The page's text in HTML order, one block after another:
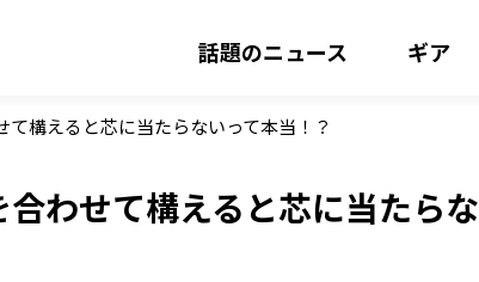
話題のニュース ギア
構えると芯に当たらないって本当！？
わせて構えると芯に当たらな